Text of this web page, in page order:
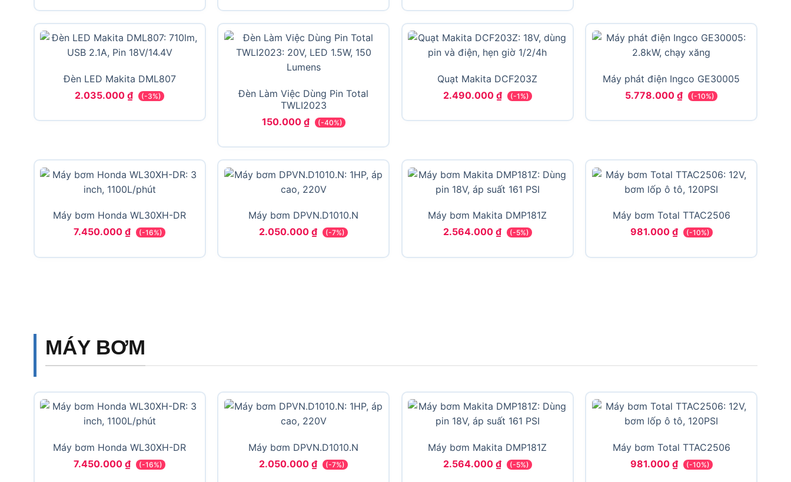
Đèn LED Makita DML807
2.035.000₫ (-3%)
Đèn Làm Việc Dùng Pin Total
TWLI2023
150.000 ₫ (-40%)
Quạt Makita DCF203Z
2.490.000 ₫ (-1%)
Máy phát điện Ingco GE30005
5.778.000₫ (-10%)
Máy bơm Honda WL30XH-DR
7.450.000₫ (-16%)
Máy bơm DPVN.D1010.N
2.050.000₫ (-7%)
Máy bơm Makita DMP181Z
2.564.000 ₫ (-5%)
Máy bơm Total TTAC2506
981.000 ₫ (-10%)
MÁY BƠM
Máy bơm Honda WL30XH-DR
7.450.000₫ (-16%)
Máy bơm DPVN.D1010.N
2.050.000₫ (-7%)
Máy bơm Makita DMP181Z
2.564.000 ₫ (-5%)
Máy bơm Total TTAC2506
981.000 ₫ (-10%)